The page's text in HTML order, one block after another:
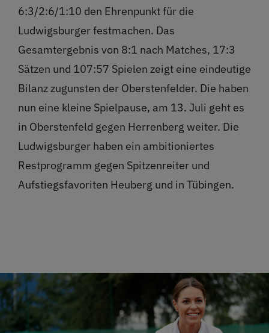
6:3/2:6/1:10 den Ehrenpunkt für die
Ludwigsburger festmachen. Das
Gesamtergebnis von 8:1 nach Matches, 17:3
Sätzen und 107:57 Spielen zeigt eine eindeutige
Bilanz zugunsten der Oberstenfelder. Die haben
nun eine kleine Spielpause, am 13. Juli geht es
in Oberstenfeld gegen Herrenberg weiter. Die
Ludwigsburger haben ein ambitioniertes
Restprogramm gegen Spitzenreiter und
Aufstiegsfavoriten Heuberg und in Tübingen.